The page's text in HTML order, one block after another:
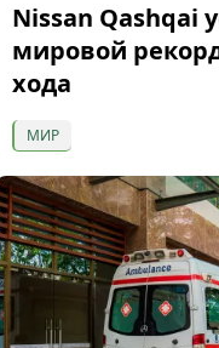
Nissan Qashqai
мировой
хода
МИР